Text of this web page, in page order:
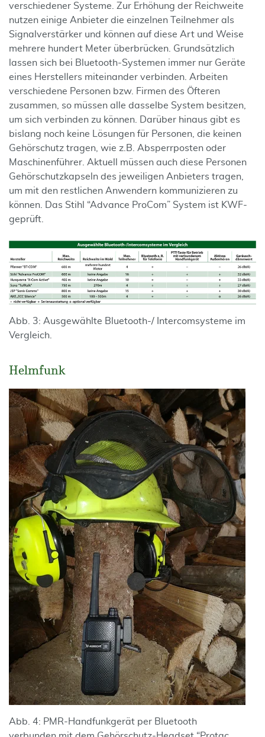
verschiedener Systeme. Zur Erhöhung der Reichweite
nutzen einige Anbieter die einzelnen Teilnehmer als
Signalverstärker und können auf diese Art und Weise
mehrere hundert Meter überbrücken. Grundsätzlich
lassen sich bei Bluetooth-Systemen immer nur Geräte
eines Herstellers miteinander verbinden. Arbeiten
verschiedene Personen bzw. Firmen des Öfteren
zusammen, so müssen alle dasselbe System besitzen,
um sich verbinden zu können. Darüber hinaus gibt es
bislang noch keine Lösungen für Personen, die keinen
Gehörschutz tragen, wie z.B. Absperrposten oder
Maschinenführer. Aktuell müssen auch diese Personen
Gehörschutzkapseln des jeweiligen Anbieters tragen,
um mit den restlichen Anwendern kommunizieren zu
können. Das Stihl “Advance ProCom” System ist KWF-
geprüft.
Abb. 3: Ausgewählte Bluetooth-/ Intercomsysteme im
Vergleich.
Helmfunk
Abb. 4: PMR-Handfunkgerät per Bluetooth